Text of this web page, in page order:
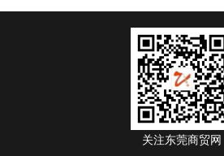
关注东莞商贸网